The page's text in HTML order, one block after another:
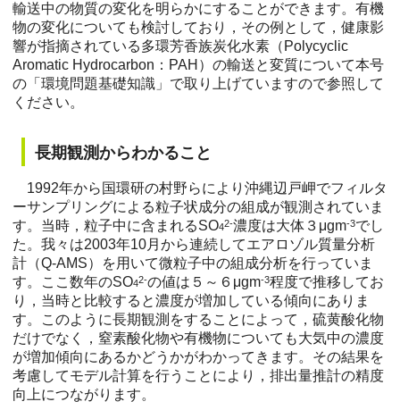
輸送中の物質の変化を明らかにすることができます。有機
物の変化についても検討しており，その例として，健康影
響が指摘されている多環芳香族炭化水素（Polycyclic
Aromatic Hydrocarbon：PAH）の輸送と変質について本号
の「環境問題基礎知識」で取り上げていますので参照して
ください。
長期観測からわかること
1992年から国環研の村野らにより沖縄辺戸岬でフィルタ
ーサンプリングによる粒子状成分の組成が観測されていま
す。当時，粒子中に含まれるSO42-濃度は大体３μgm-3でし
た。我々は2003年10月から連続してエアロゾル質量分析
計（Q-AMS）を用いて微粒子中の組成分析を行っていま
す。ここ数年のSO42-の値は５～６μgm-3程度で推移してお
り，当時と比較すると濃度が増加している傾向にありま
す。このように長期観測をすることによって，硫黄酸化物
だけでなく，窒素酸化物や有機物についても大気中の濃度
が増加傾向にあるかどうかがわかってきます。その結果を
考慮してモデル計算を行うことにより，排出量推計の精度
向上につながります。